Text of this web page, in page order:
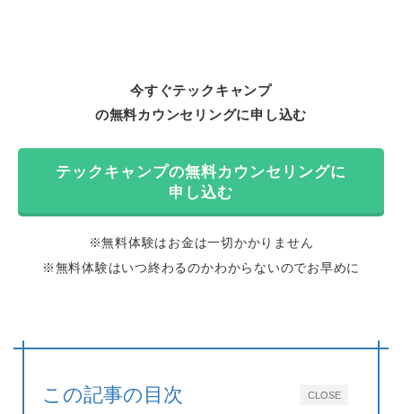
今すぐテックキャンプ
の無料カウンセリングに申し込む
テックキャンプの無料カウンセリングに
申し込む
※無料体験はお金は一切かかりません
※無料体験はいつ終わるのかわからないのでお早めに
CLOSE
この記事の目次